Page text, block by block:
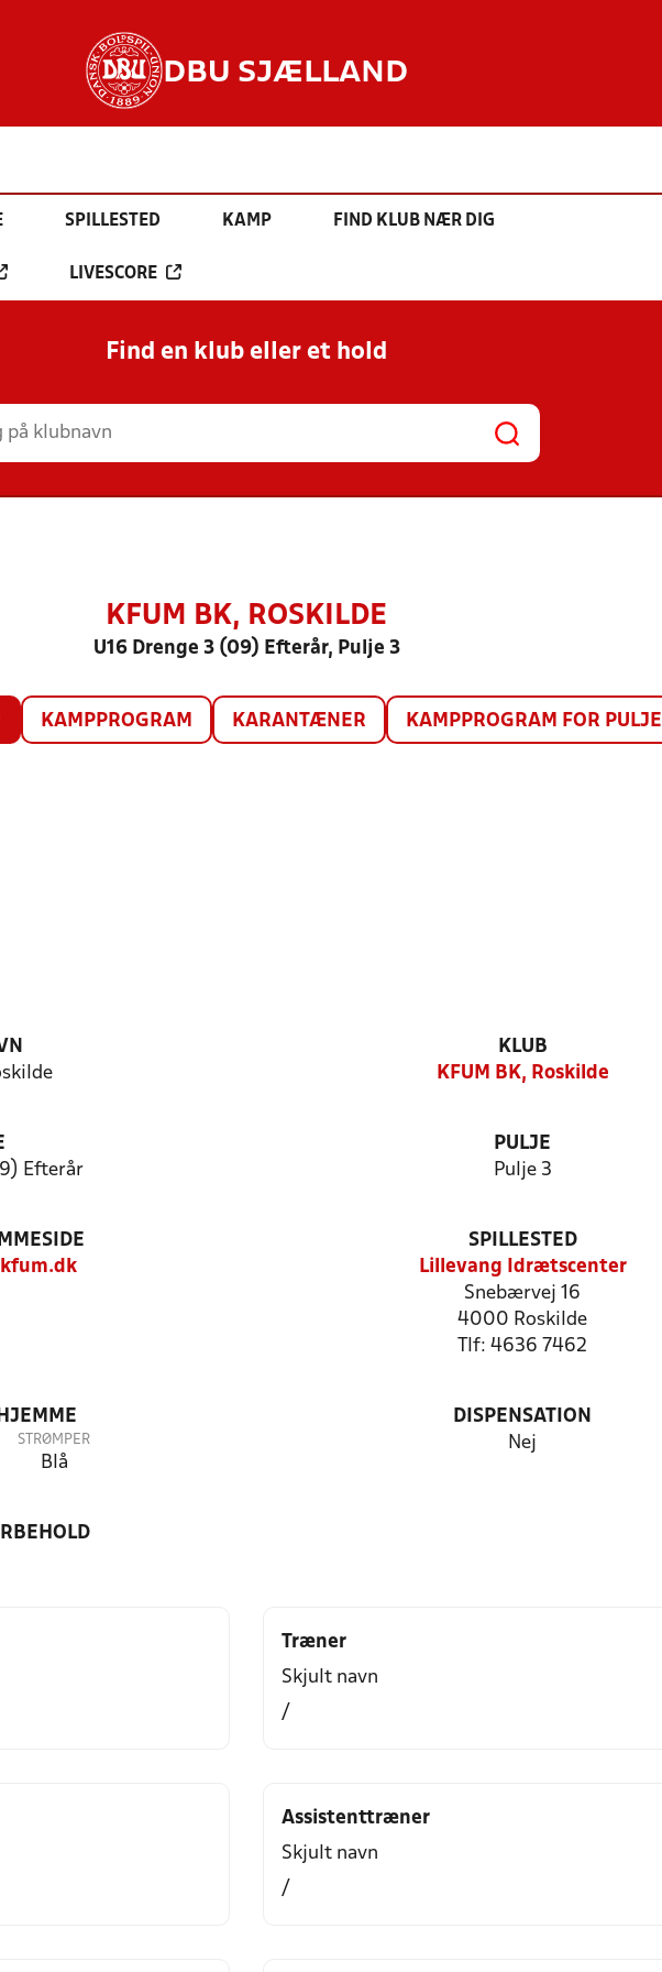
DBU SJÆLLAND
SPILLESTED KAMP FIND KLUB NÆR DIG
LIVESCORE
Find en klub eller et hold
KFUM BK, ROSKILDE
U16 Drenge 3 (09) Efterår, Pulje 3
KAMPPROGRAM KARANTÆNER KAMPPROGRAM FOR PULJE
KLUB
KFUM BK, Roskilde
Efterår
PULJE
Pulje 3
SPILLESTED
Lillevang Idrætscenter
Snebærvej 16
4000 Roskilde
Tlf: 4636 7462
STRØMPER
Blå
DISPENSATION
Nej
Træner
Skjult navn
/
Assistenttræner
Skjult navn
/